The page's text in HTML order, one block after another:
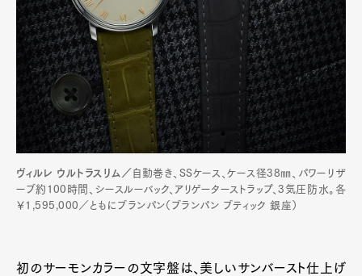
ヴィルレ ウルトラスリム／ 自動巻き、SSケース、ケース径38㎜、パワーリザ
ーブ約100時間、シースルーバック、アリゲーターストラップ、3気圧防水。各
￥1,595,000／ともにブランパン（ブランパン ブティック 銀座）
初のサーモンカラーの文字盤は、美しいサンバースト仕上げ